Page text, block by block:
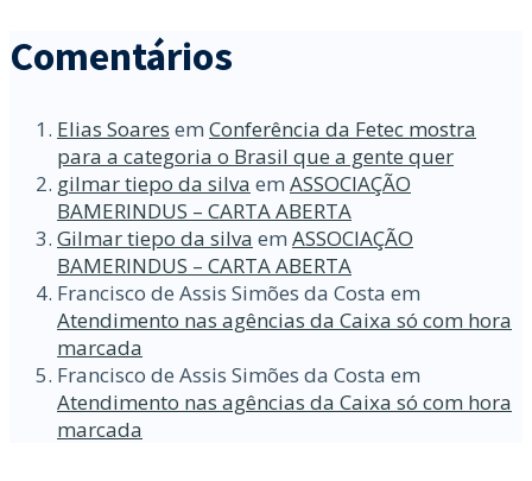
Comentários
Elias Soares em Conferência da Fetec mostra
para a categoria o Brasil que a gente quer
gilmar tiepo da silva em ASSOCIAÇÃO
BAMERINDUS – CARTA ABERTA
Gilmar tiepo da silva em ASSOCIAÇÃO
BAMERINDUS – CARTA ABERTA
Francisco de Assis Simões da Costa em
Atendimento nas agências da Caixa só com hora
marcada
Francisco de Assis Simões da Costa em
Atendimento nas agências da Caixa só com hora
marcada